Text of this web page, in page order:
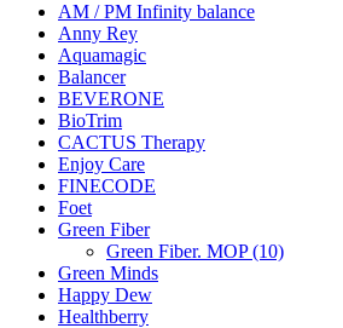
AM / PM Infinity balance
Anny Rey
Aquamagic
Balancer
BEVERONE
BioTrim
CACTUS Therapy
Enjoy Care
FINECODE
Foet
Green Fiber
Green Fiber. MOP (10)
Green Minds
Happy Dew
Healthberry